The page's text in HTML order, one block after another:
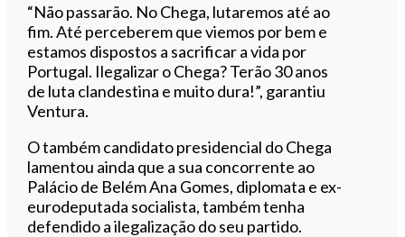
“Não passarão. No Chega, lutaremos até ao
fim. Até perceberem que viemos por bem e
estamos dispostos a sacrificar a vida por
Portugal. Ilegalizar o Chega? Terão 30 anos
de luta clandestina e muito dura!”, garantiu
Ventura.
O também candidato presidencial do Chega
lamentou ainda que a sua concorrente ao
Palácio de Belém Ana Gomes, diplomata e ex-
eurodeputada socialista, também tenha
defendido a ilegalização do seu partido.